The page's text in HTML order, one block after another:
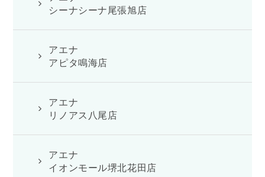
シーナシーナ尾張旭店
アエナ
アピタ鳴海店
アエナ
リノアス八尾店
アエナ
イオンモール堺北花田店